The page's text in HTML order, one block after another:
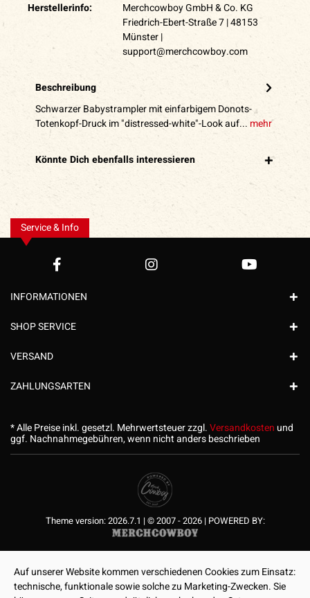
Herstellerinfo:
Merchcowboy GmbH & Co. KG
Friedrich-Ebert-Straße 7 | 48153
Münster |
support@merchcowboy.com
Beschreibung
Schwarzer Babystrampler mit einfarbigem Donots-
Totenkopf-Druck im "distressed-white"-Look auf... mehr
Könnte Dich ebenfalls interessieren
Service & Info
INFORMATIONEN
SHOP SERVICE
VERSAND
ZAHLUNGSARTEN
* Alle Preise inkl. gesetzl. Mehrwertsteuer zzgl.Versandkosten und
ggf. Nachnahmegebühren, wenn nicht anders beschrieben
Theme version: 2026.7.1 | © 2007 - 2026 | POWERED BY:
Auf unserer Website kommen verschiedenen Cookies zum Einsatz:
technische, funktionale sowie solche zu Marketing-Zwecken. Sie